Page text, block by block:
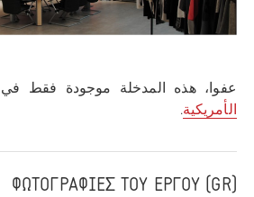
عفوا، هذه المدخلة موجودة فقط في
الأمريكية.
(GR) ΦΩΤΟΓΡΑΦΙΕΣ ΤΟΥ ΕΡΓΟΥ